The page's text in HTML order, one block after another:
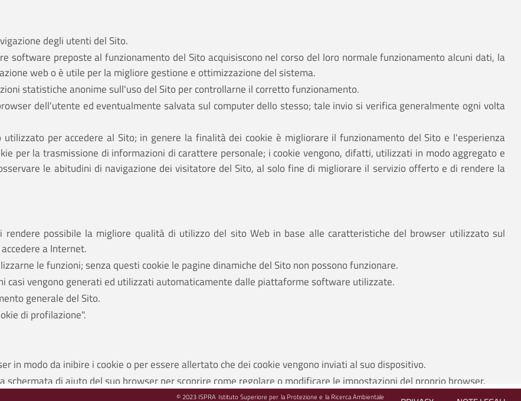
degli utenti del Sito.
software preposte al funzionamento del Sito acquisiscono nel corso del loro normale funzionamento alcuni dati, la
web o è utile per la migliore gestione e ottimizzazione del sistema.
statistiche anonime sull'uso del Sito per controllarne il corretto funzionamento.
dell'utente ed eventualmente salvata sul computer dello stesso; tale invio si verifica generalmente ogni volta
per accedere al Sito; in genere la finalità dei cookie è migliorare il funzionamento del Sito e l'esperienza
per la trasmissione di informazioni di carattere personale; i cookie vengono, difatti, utilizzati in modo aggregato e
le abitudini di navigazione dei visitatore del Sito, al solo fine di migliorare il servizio offerto e di rendere la
rendere possibile la migliore qualità di utilizzo del sito Web in base alle caratteristiche del browser utilizzato sul
a Internet.
le funzioni; senza questi cookie le pagine dinamiche del Sito non possono funzionare.
casi vengono generati ed utilizzati automaticamente dalle piattaforme software utilizzate.
generale del Sito.
di profilazione".
in modo da inibire i cookie o per essere allertato che dei cookie vengono inviati al suo dispositivo.
di aiuto del suo browser per scoprire come regolare o modificare le impostazioni del proprio browser.
funzionali e di performance saranno bloccati e questo potrebbe causare disagi alla navigazione sul Sito.
© 2023 ISPRA Istituto Superiore per la Protezione e la Ricerca Ambientale